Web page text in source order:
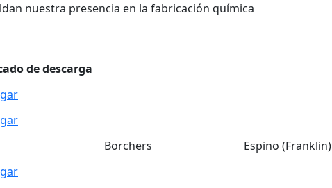
nuestra presencia en la fabricación química
de descarga
Borchers Espino (Franklin)